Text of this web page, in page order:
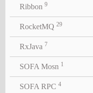
Ribbon 9
RocketMQ 29
RxJava 7
SOFA Mosn 1
SOFA RPC 4